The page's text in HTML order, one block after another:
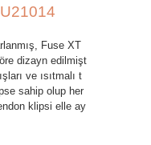
Fuse XT
dizayn edilmişt
ve ısıtmalı t
sahip olup her
klipsi elle ay